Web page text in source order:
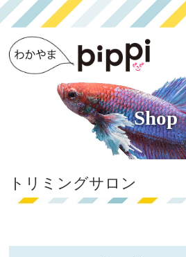
Shop
トリミングサロン